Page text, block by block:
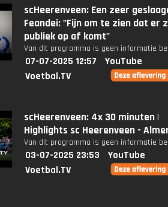
scHeerenveen: Een zeer
Feandei: "Fijn om te zien dat er
publiek op af komt"
Van dit programma is geen informatie
07-07-2025 12:57
YouTube
Voetbal.TV
scHeerenveen: 4x 30 minuten |
Highlights sc Heerenveen -
Van dit programma is geen informatie
03-07-2025 23:53
YouTube
Voetbal.TV